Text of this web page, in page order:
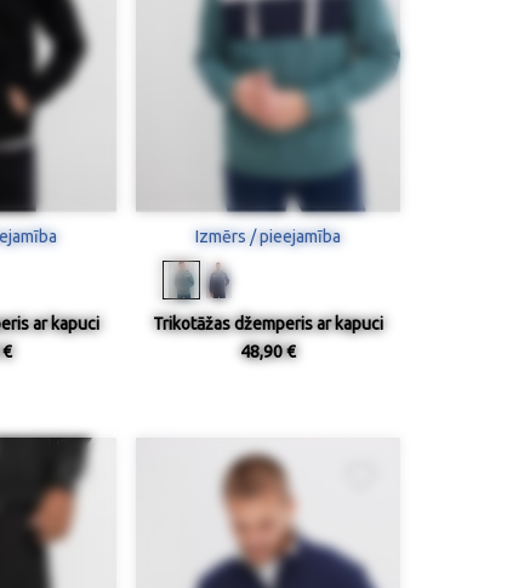
ar kapuci
Izmērs / pieejamība
Trikotāžas džemperis ar kapuci
48,90 €